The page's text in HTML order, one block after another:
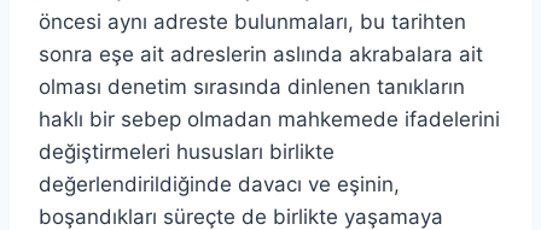
öncesi aynı adreste bulunmaları, bu tarihten
sonra eşe ait adreslerin aslında akrabalara ait
olması denetim sırasında dinlenen tanıkların
haklı bir sebep olmadan mahkemede ifadelerini
değiştirmeleri hususları birlikte
değerlendirildiğinde davacı ve eşinin,
boşandıkları süreçte de birlikte yaşamaya